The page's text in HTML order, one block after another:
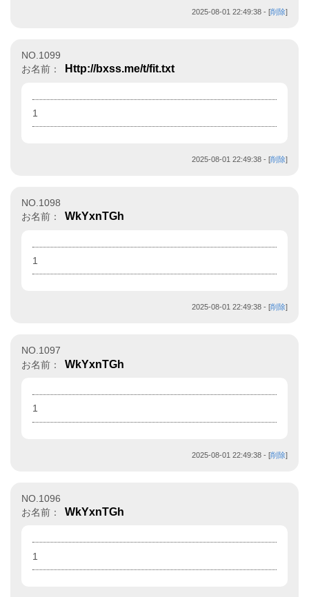
2025-08-01 22:49:38 - [削除]
NO.1099
お名前：
Http://bxss.me/t/fit.txt
1
2025-08-01 22:49:38 - [削除]
NO.1098
お名前：
WkYxnTGh
1
2025-08-01 22:49:38 - [削除]
NO.1097
お名前：
WkYxnTGh
1
2025-08-01 22:49:38 - [削除]
NO.1096
お名前：
WkYxnTGh
1